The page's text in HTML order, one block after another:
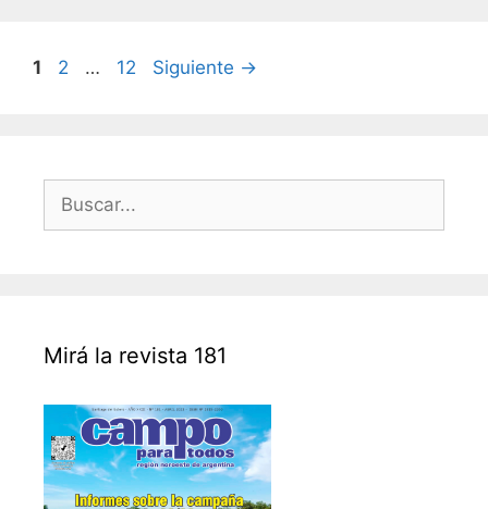
Navegación
Página
1 Página
2 … Página
12 Siguiente →
Mirá la revista 181